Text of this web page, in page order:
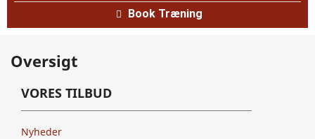
Book Træning
Oversigt
VORES TILBUD
Nyheder